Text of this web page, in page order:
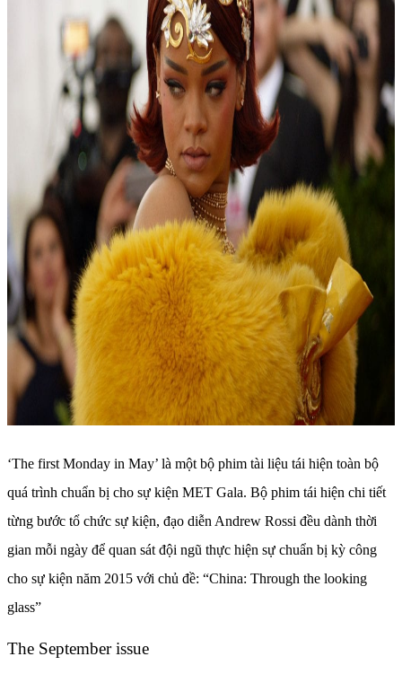
‘The first Monday in May’ là một bộ phim tài liệu tái hiện toàn bộ
quá trình chuẩn bị cho sự kiện MET Gala. Bộ phim tái hiện chi tiết
từng bước tổ chức sự kiện, đạo diễn Andrew Rossi đều dành thời
gian mỗi ngày để quan sát đội ngũ thực hiện sự chuẩn bị kỳ công
cho sự kiện năm 2015 với chủ đề: “China: Through the looking
glass”
The September issue